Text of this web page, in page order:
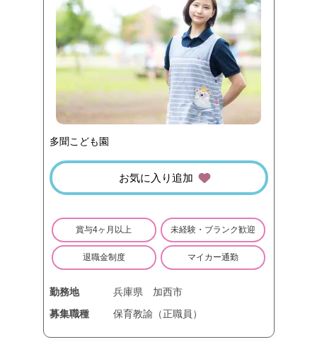
多聞こども園
お気に入り追加
賞与4ヶ月以上 未経験・ブランク歓迎
退職金制度 マイカー通勤
勤務地 兵庫県
加西市
募集職種
保育教諭（正職員）